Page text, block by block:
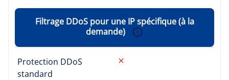
Filtrage DDoS pour une IP spécifique (à la
demande)
Protection DDoS
standard